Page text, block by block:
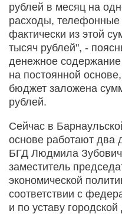
рублей в месяц на
расходы, телефонные
фактически из этой
тысяч рублей", -
денежное
на постоянной
бюджет заложена
рублей.
Сейчас в
основе работают два
БГД Людмила
заместитель
экономической
соответствии с
и по уставу